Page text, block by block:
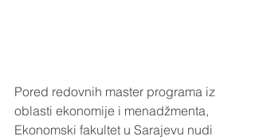
Pored redovnih master programa iz
oblasti ekonomije i menadžmenta,
Ekonomski fakultet u Sarajevu nudi